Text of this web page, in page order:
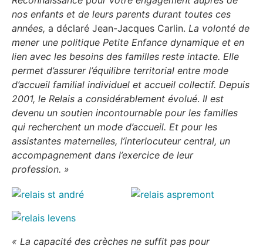
nos enfants et de leurs parents durant toutes ces
années, a déclaré Jean-Jacques Carlin. La volonté de
mener une politique Petite Enfance dynamique et en
lien avec les besoins des familles reste intacte. Elle
permet d’assurer l’équilibre territorial entre mode
d’accueil familial individuel et accueil collectif. Depuis
2001, le Relais a considérablement évolué. Il est
devenu un soutien incontournable pour les familles
qui recherchent un mode d’accueil. Et pour les
assistantes maternelles, l’interlocuteur central, un
accompagnement dans l’exercice de leur
profession. »
« La capacité des crèches ne suffit pas pour